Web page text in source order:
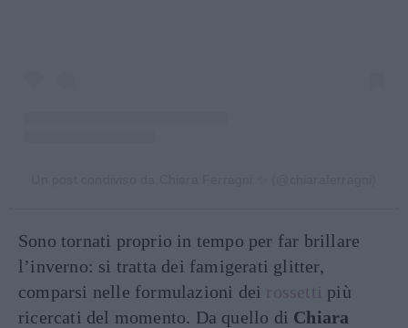
Sono tornati proprio in tempo per far brillare
l’inverno: si tratta dei famigerati glitter,
comparsi nelle formulazioni dei rossetti più
ricercati del momento. Da quello di Chiara